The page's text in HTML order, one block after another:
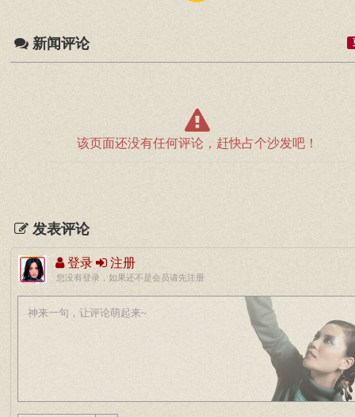
新闻评论
该页面还没有任何评论，赶快占个沙发吧！
发表评论
登录 注册
您没有登录，如果还不是会员请先注册